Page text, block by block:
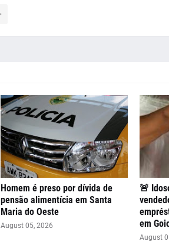
Homem é preso por dívida de
pensão alimentícia em Santa
Maria do Oeste
August 05, 2026
🚨
em
August